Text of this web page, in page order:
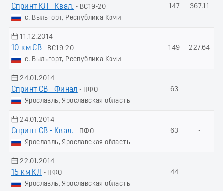
Спринт КЛ - Квал. - ВС19-20
с. Выльгорт, Республика Коми
147 367.11
11.12.2014
10 км СВ - ВС19-20
с. Выльгорт, Республика Коми
149 227.64
24.01.2014
Спринт СВ - Финал - ПФО
Ярославль, Ярославская область
63 -
24.01.2014
Спринт СВ - Квал. - ПФО
Ярославль, Ярославская область
63 -
22.01.2014
15 км КЛ
- ПФО
Ярославль, Ярославская область
44 -